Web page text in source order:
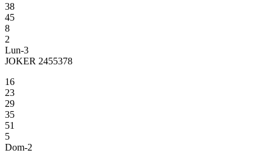
38
45
8
2
Lun-3
JOKER 2455378
16
23
29
35
51
5
Dom-2